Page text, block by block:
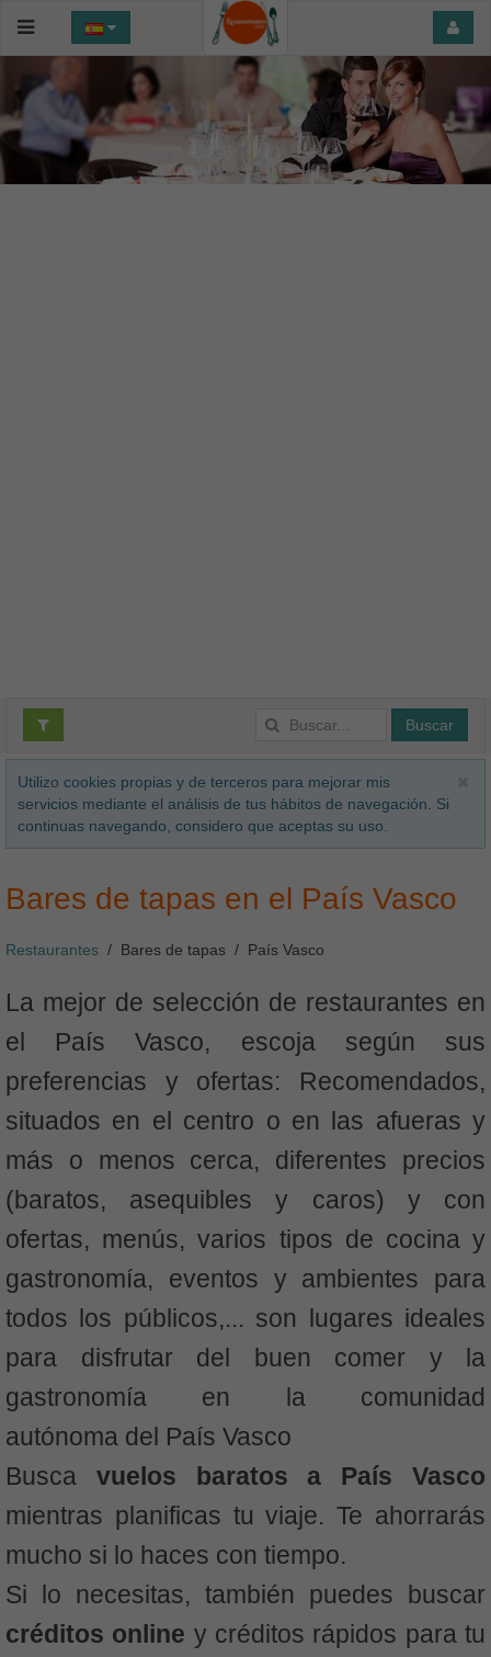
Buscar
Utilizo cookies propias y de terceros para mejorar mis
servicios mediante el análisis de tus hábitos de navegación. Si
continuas navegando, considero que aceptas su uso.
Bares de tapas en el País Vasco
Restaurantes Bares de tapas País Vasco
La mejor de selección de restaurantes en
el País Vasco, escoja según sus
preferencias y ofertas: Recomendados,
situados en el centro o en las afueras y
más o menos cerca, diferentes precios
(baratos, asequibles y caros) y con
ofertas, menús, varios tipos de cocina y
gastronomía, eventos y ambientes para
todos los públicos,... son lugares ideales
para disfrutar del buen comer y la
gastronomía en la comunidad
autónoma del País Vasco
Busca vuelos baratos a País Vasco
mientras planificas tu viaje. Te ahorrarás
mucho si lo haces con tiempo.
Si lo necesitas, también puedes buscar
créditos online y créditos rápidos para tu